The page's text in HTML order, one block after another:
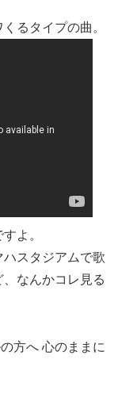
るタイプの曲。
よ。
スタジアムで歌
なんかコレ見る
方へ 心のままに